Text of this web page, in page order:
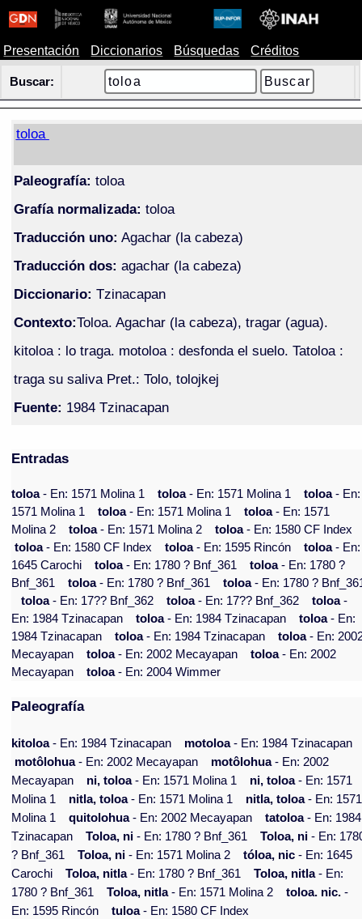
Presentación Diccionarios Búsquedas Créditos
Buscar:
toloa
Paleografía: toloa
Grafía normalizada: toloa
Traducción uno: Agachar (la cabeza)
Traducción dos: agachar (la cabeza)
Diccionario: Tzinacapan
Contexto:Toloa. Agachar (la cabeza), tragar (agua).
kitoloa : lo traga. motoloa : desfonda el suelo. Tatoloa :
traga su saliva Pret.: Tolo, tolojkej
Fuente: 1984 Tzinacapan
Entradas
toloa- En: 1571 Molina 1 toloa- En: 1571 Molina 1 toloa- En:
1571 Molina 1
toloa- En: 1571 Molina 1 toloa- En: 1571
Molina 2
toloa- En: 1571 Molina 2 toloa- En: 1580 CF Index
toloa- En: 1580 CF Index toloa- En: 1595 Rincón toloa- En:
1645 Carochi
toloa- En: 1780 ? Bnf_361 toloa- En: 1780 ?
Bnf_361
toloa- En: 1780 ? Bnf_361 toloa- En: 1780 ?
toloa- En: 17?? Bnf_362 toloa- En: 17?? Bnf_362 toloa-
En: 1984 Tzinacapan
toloa- En: 1984 Tzinacapan toloa- En:
1984 Tzinacapan
toloa- En: 1984 Tzinacapan toloa- En:
Mecayapan
toloa- En: 2002 Mecayapan toloa- En: 2002
Mecayapan
toloa- En: 2004 Wimmer
Paleografía
kitoloa- En: 1984 Tzinacapan motoloa- En: 1984 Tzinacapan
motôlohua- En: 2002 Mecayapan motôlohua- En: 2002
Mecayapan
ni, toloa- En: 1571 Molina 1 ni, toloa- En: 1571
Molina 1
nitla, toloa- En: 1571 Molina 1 nitla, toloa- En: 1571
Molina 1
quitolohua- En: 2002 Mecayapan tatoloa- En: 1984
Tzinacapan
Toloa, ni - En: 1780 ? Bnf_361 Toloa, ni - En:
? Bnf_361
Toloa, ni - En: 1571 Molina 2 tóloa, nic - En: 1645
Carochi
Toloa, nitla- En: 1780 ? Bnf_361 Toloa, nitla- En:
1780 ? Bnf_361
Toloa, nitla- En: 1571 Molina 2 toloa. nic. -
En: 1595 Rincón
tuloa- En: 1580 CF Index